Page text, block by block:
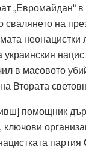
„Евромайдан“
свалянето на
неонацистки
украинския
в масовото
Втората
помощник
партия